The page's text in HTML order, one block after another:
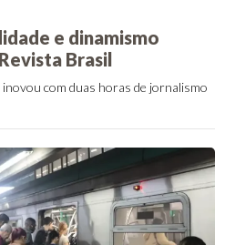
e dinamismo
Brasil
inovou com duas horas de jornalismo